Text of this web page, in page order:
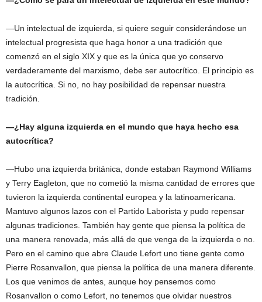
—Un intelectual de izquierda, si quiere seguir considerándose un
intelectual progresista que haga honor a una tradición que
comenzó en el siglo XIX y que es la única que yo conservo
verdaderamente del marxismo, debe ser autocrítico. El principio es
la autocrítica. Si no, no hay posibilidad de repensar nuestra
tradición.
—¿Hay alguna izquierda en el mundo que haya hecho esa
autocrítica?
—Hubo una izquierda británica, donde estaban Raymond Williams
y Terry Eagleton, que no cometió la misma cantidad de errores que
tuvieron la izquierda continental europea y la latinoamericana.
Mantuvo algunos lazos con el Partido Laborista y pudo repensar
algunas tradiciones. También hay gente que piensa la política de
una manera renovada, más allá de que venga de la izquierda o no.
Pero en el camino que abre Claude Lefort uno tiene gente como
Pierre Rosanvallon, que piensa la política de una manera diferente.
Los que venimos de antes, aunque hoy pensemos como
Rosanvallon o como Lefort, no tenemos que olvidar nuestros